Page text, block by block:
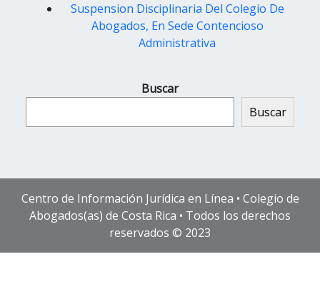
Suspension Disciplinaria Del Colegio De
Abogados, En Sede Contencioso
Administrativa
Buscar
Buscar
Centro de Información Jurídica en Línea • Colegio de
Abogados(as) de Costa Rica • Todos los derechos
reservados © 2023